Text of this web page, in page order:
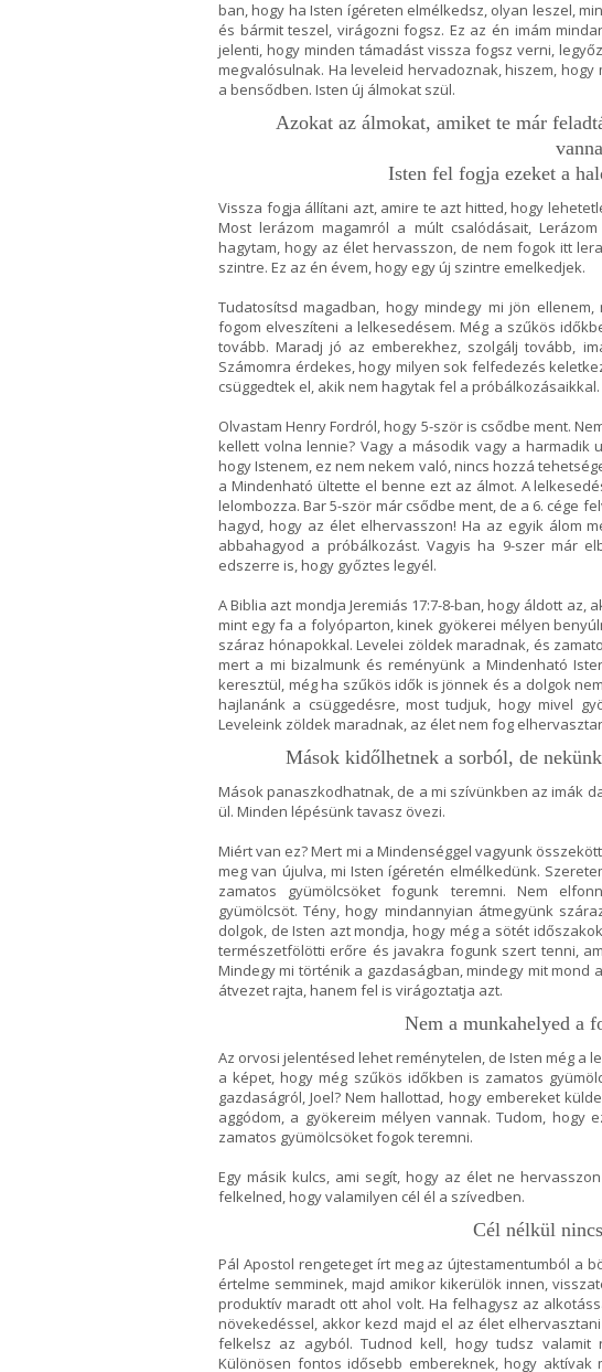
ban, hogy ha Isten ígéreten elmélkedsz, olyan leszel,
és bármit teszel, virágozni fogsz. Ez az én imám
jelenti, hogy minden támadást vissza fogsz verni,
megvalósulnak. Ha leveleid hervadoznak, hiszem,
a bensődben. Isten új álmokat szül.
Azokat az álmokat, amiket te már
Isten fel fogja ezeket a
Vissza fogja állítani azt, amire te azt hitted, hogy
Most lerázom magamról a múlt csalódásait,
hagytam, hogy az élet hervasszon, de nem fogok itt
szintre. Ez az én évem, hogy egy új szintre emelkedjek.
Tudatosítsd magadban, hogy mindegy mi jön
fogom elveszíteni a lelkesedésem. Még a szűkös
tovább. Maradj jó az emberekhez, szolgálj tovább,
Számomra érdekes, hogy milyen sok felfedezés
csüggedtek el, akik nem hagytak fel a próbálkozásaikkal.
Olvastam Henry Fordról, hogy 5-ször is csődbe ment.
kellett volna lennie? Vagy a második vagy a
hogy Istenem, ez nem nekem való, nincs hozzá
a Mindenható ültette el benne ezt az álmot. A
lelombozza. Bar 5-ször már csődbe ment, de a 6. cége
hagyd, hogy az élet elhervasszon! Ha az egyik álom
abbahagyod a próbálkozást. Vagyis ha 9-szer már
edszerre is, hogy győztes legyél.
A Biblia azt mondja Jeremiás 17:7-8-ban, hogy áldott
mint egy fa a folyóparton, kinek gyökerei mélyen
száraz hónapokkal. Levelei zöldek maradnak, és
mert a mi bizalmunk és reményünk a Mindenható
keresztül, még ha szűkös idők is jönnek és a dolgok
hajlanánk a csüggedésre, most tudjuk, hogy mivel
Leveleink zöldek maradnak, az élet nem fog
Mások kidőlhetnek a sorból, de
Mások panaszkodhatnak, de a mi szívünkben az imák
ül. Minden lépésünk tavasz övezi.
Miért van ez? Mert mi a Mindenséggel vagyunk
meg van újulva, mi Isten ígéretén elmélkedünk.
zamatos gyümölcsöket fogunk teremni. Nem
gyümölcsöt. Tény, hogy mindannyian átmegyünk
dolgok, de Isten azt mondja, hogy még a sötét
természetfölötti erőre és javakra fogunk szert tenni,
Mindegy mi történik a gazdaságban, mindegy mit
átvezet rajta, hanem fel is virágoztatja azt.
Nem a munkahelyed a
Az orvosi jelentésed lehet reménytelen, de Isten még a
a képet, hogy még szűkös időkben is zamatos
gazdaságról, Joel? Nem hallottad, hogy embereket
aggódom, a gyökereim mélyen vannak. Tudom,
zamatos gyümölcsöket fogok teremni.
Egy másik kulcs, ami segít, hogy az élet ne
felkelned, hogy valamilyen cél él a szívedben.
Cél nélkül
Pál Apostol rengeteget írt meg az újtestamentumból a
értelme semminek, majd amikor kikerülök innen,
produktív maradt ott ahol volt. Ha felhagysz az
növekedéssel, akkor kezd majd el az élet
felkelsz az agyból. Tudnod kell, hogy tudsz
Különösen fontos idősebb embereknek, hogy